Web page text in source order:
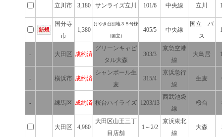
立川市 3,180 サンライズ立川 101/6 中央線 立川
国分寺
市
1,380
けやき台団地３５号棟
（国立）
405/5 中央線
国立 バ
ス
- 大田区 成約済
グリーンキャピ
タル大森
303/3
京急空港
線
大鳥居
- 横浜市 成約済
シャンボール生
麦
315/4
京浜急行
線
生麦
- 練馬区 成約済 桜台ハイライズ 1203/13
西武池袋
線
桜台
大田区 4,980
大田区山王三丁
目店舗
1～2/2
京浜東北
線
大森